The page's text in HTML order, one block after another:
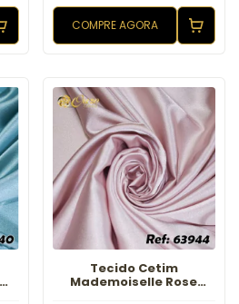
COMPRE AGORA
Tecido Cetim
Mademoiselle Rose